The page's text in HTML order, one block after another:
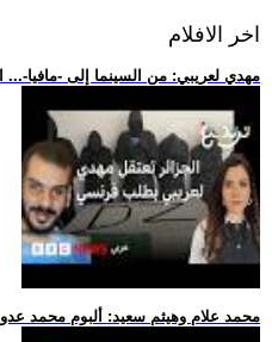
اخر الافلام
.. مهدي لعريبي: من السينما إلى -مافيا-
.. محمد علام وهيثم سعيد: ألبوم محمد